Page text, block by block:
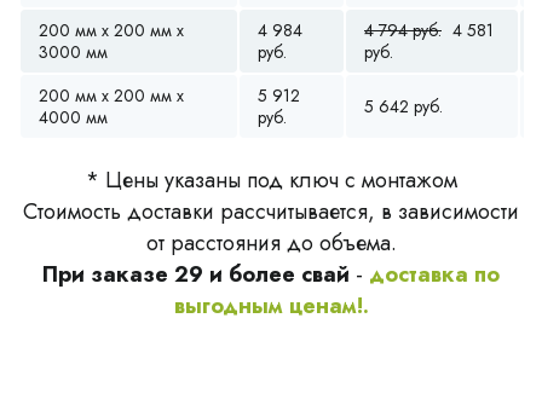
200 мм x 200 мм x
3000 мм
4 984
руб.
4 794 руб. 4 581
руб.
200 мм x 200 мм x
4000 мм
5 912
руб.
5 642 руб.
* Цены указаны под ключ с монтажом
Стоимость доставки рассчитывается, в зависимости
от расстояния до объема.
При заказе 29 и более свай - доставка по
выгодным ценам!.